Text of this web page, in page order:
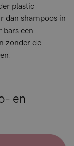
plastic
dan shampoos in
een
zonder de
en